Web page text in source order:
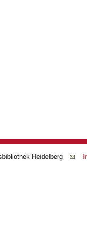
Heidelberg